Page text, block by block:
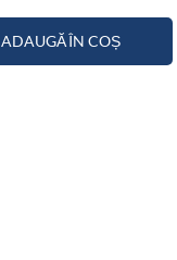
ADAUGĂ ÎN COȘ